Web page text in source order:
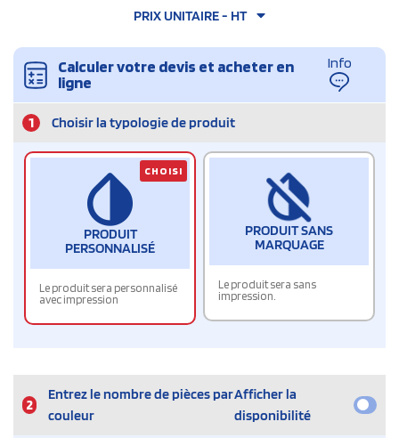
PRIX UNITAIRE - HT
Calculer votre devis et acheter en
ligne
Info
1 Choisir la typologie de produit
PRODUIT
PERSONNALISÉ
Le produit sera personnalisé
avec impression
CHOISI
PRODUIT SANS
MARQUAGE
Le produit sera sans
impression.
2
Entrez le nombre de pièces par
couleur
Afficher la
disponibilité